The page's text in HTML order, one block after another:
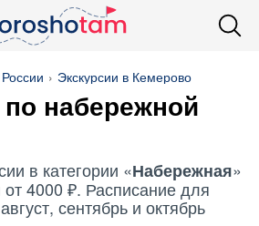
Экскурсии в Кемерово
по набережной
в категории «Набережная»
4000 ₽. Расписание для
сентябрь и октябрь